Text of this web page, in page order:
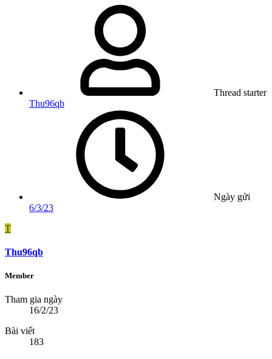
Thread starter
Thu96qb
Ngày gửi
6/3/23
T
Thu96qb
Member
Tham gia ngày
16/2/23
Bài viết
183